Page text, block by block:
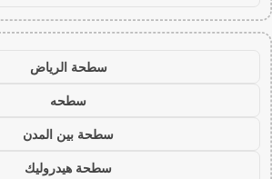
سطحة الرياض
سطحه
سطحة بين المدن
سطحة هيدروليك